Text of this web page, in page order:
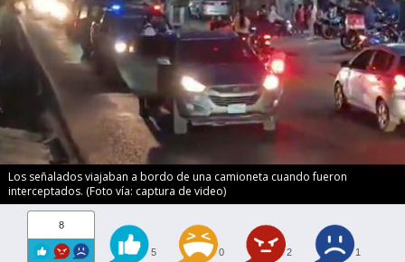
Los señalados viajaban a bordo de una camioneta cuando fueron
interceptados. (Foto vía: captura de video)
8
5 0 2 1